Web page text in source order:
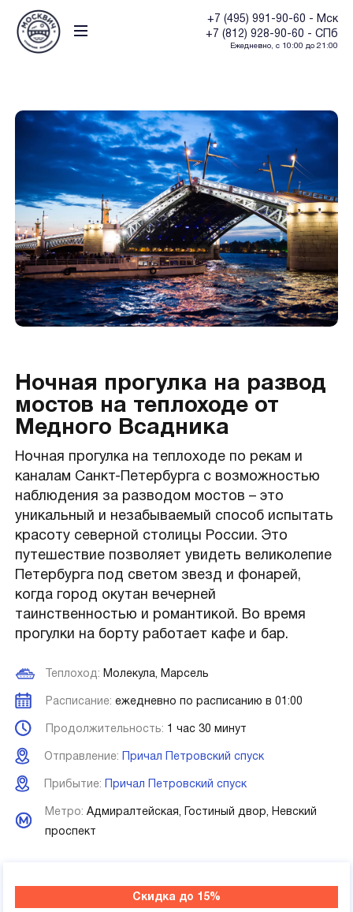
+7 (495) 991-90-60 - Мск
+7 (812) 928-90-60 - СПб
Ежедневно, с 10:00 до 21:00
Ночная прогулка на развод
мостов на теплоходе от
Медного Всадника
Ночная прогулка на теплоходе по рекам и
каналам Санкт-Петербурга с возможностью
наблюдения за разводом мостов – это
уникальный и незабываемый способ испытать
красоту северной столицы России. Это
путешествие позволяет увидеть великолепие
Петербурга под светом звезд и фонарей,
когда город окутан вечерней
таинственностью и романтикой. Во время
прогулки на борту работает кафе и бар.
Теплоход: Молекула, Марсель
Расписание: ежедневно по расписанию в 01:00
Продолжительность: 1 час 30 минут
Отправление: Причал Петровский спуск
Прибытие: Причал Петровский спуск
Метро: Адмиралтейская, Гостиный двор,
Невский
проспект
Скидка до 15%